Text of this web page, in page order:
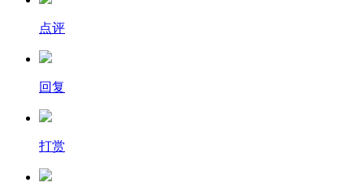
点评
回复
打赏